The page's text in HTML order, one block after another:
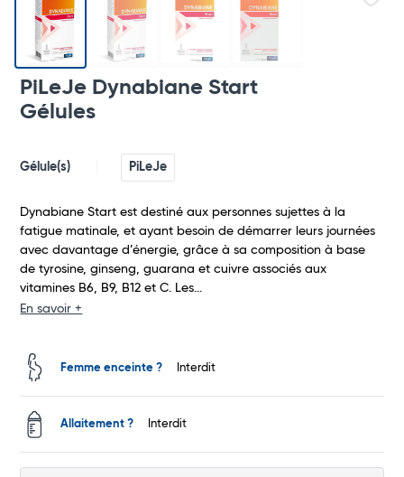
Total
PiLeJe Dynabiane Start
Gélules
Gélule(s) PiLeJe
Dynabiane Start est destiné aux personnes sujettes à la
fatigue matinale, et ayant besoin de démarrer leurs journées
avec davantage d’énergie, grâce à sa composition à base
de tyrosine, ginseng, guarana et cuivre associés aux
vitamines B6, B9, B12 et C. Les...
En savoir +
Femme enceinte ? Interdit
Allaitement ? Interdit